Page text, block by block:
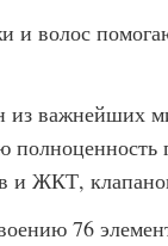
и волос
из важнейших
и ЖКТ,
76